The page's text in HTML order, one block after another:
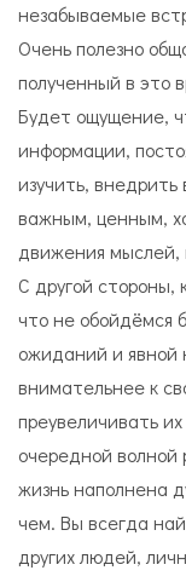
незабываемые
Очень полезно
полученный в это
Будет ощущение,
информации,
изучить,
важным, ценным,
движения мыслей,
С другой
что не обойдёмся
ожиданий и явной
внимательнее к
преувеличивать
очередной волной
жизнь наполнена
чем. Вы всегда
других людей,